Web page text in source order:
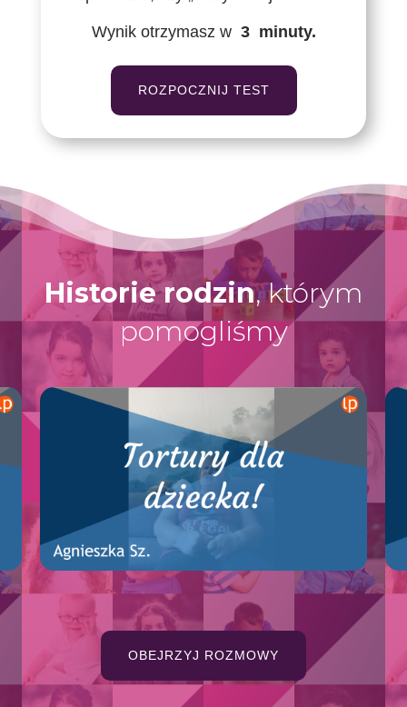
Wynik otrzymasz w_ 3_ minuty.
ROZPOCZNIJ TEST
Historie rodzin, którym
pomogliśmy
OBEJRZYJ ROZMOWY